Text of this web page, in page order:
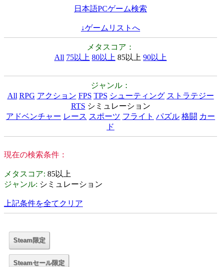
日本語PCゲーム検索
↓ゲームリストへ
メタスコア：
All 75以上 80以上 85以上 90以上
ジャンル：
All RPG アクション FPS TPS シューティング ストラテジー
RTS シミュレーション
アドベンチャー レース スポーツ フライト パズル 格闘 カー
ド
現在の検索条件：
メタスコア: 85以上
ジャンル: シミュレーション
上記条件を全てクリア